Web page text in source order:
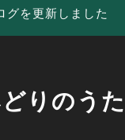
グを更新しました
りのう